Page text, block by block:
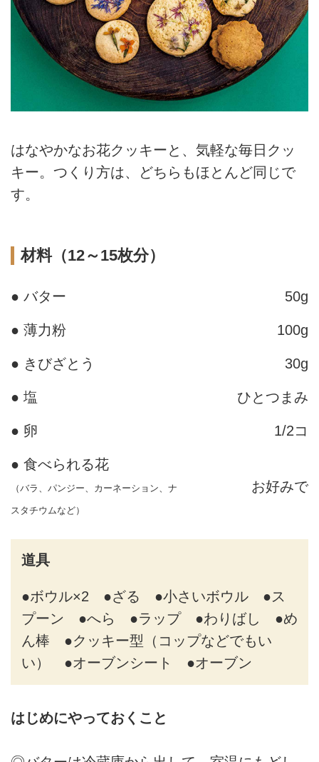
はなやかなお花クッキーと、気軽な毎日クッ
キー。つくり方は、どちらもほとんど同じで
す。
材料（12～15枚分）
● バター 50g
● 薄力粉 100g
● きびざとう 30g
● 塩 ひとつまみ
● 卵 1/2コ
● 食べられる花
（バラ、パンジー、カーネーション、ナ
スタチウムなど）
お好みで
道具
●ボウル×2 ●ざる ●小さいボウル ●ス
プーン ●へら ●ラップ ●わりばし ●め
ん棒 ●クッキー型（コップなどでもい
い） ●オーブンシート ●オーブン
はじめにやっておくこと